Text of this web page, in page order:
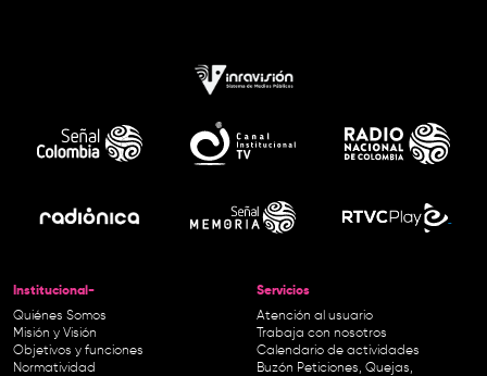
Institucional-
Quiénes Somos
Misión y Visión
Objetivos y funciones
Normatividad
Servicios
Atención al usuario
Trabaja con nosotros
Calendario de actividades
Buzón Peticiones, Quejas,